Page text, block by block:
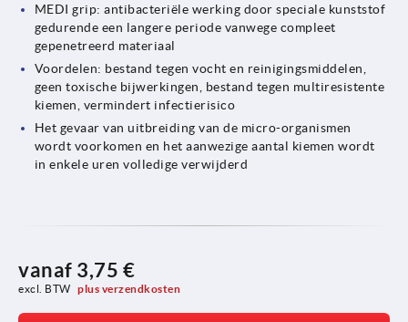
MEDI grip: antibacteriële werking door speciale kunststof
gedurende een langere periode vanwege compleet
gepenetreerd materiaal
Voordelen: bestand tegen vocht en reinigingsmiddelen,
geen toxische bijwerkingen, bestand tegen multiresistente
kiemen, vermindert infectierisico
Het gevaar van uitbreiding van de micro-organismen
wordt voorkomen en het aanwezige aantal kiemen wordt
in enkele uren volledige verwijderd
vanaf 3,75 €
excl. BTW plus verzendkosten